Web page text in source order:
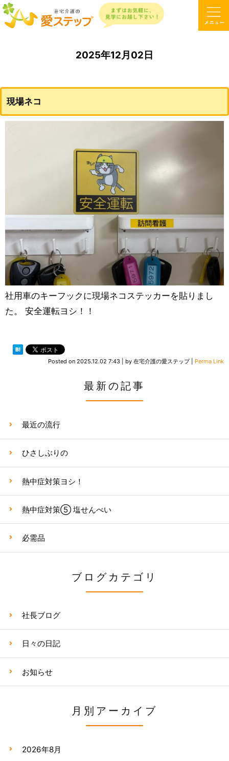
2025年12月02日
現場ネコ
社用車のキーフックに現場ネコステッカーを貼りまし
た。 安全運転ヨシ！！
Posted on 2025.12.02 7:43 by 在宅介護の愛ステップ| Perma Link
最新の記事
最近の流行
ひさしぶりの
熱中症対策ヨシ！
熱中症対策⑤ 塩せんべい
必需品
ブログカテゴリ
社長ブログ
日々の日記
お知らせ
月別アーカイブ
2026年8月